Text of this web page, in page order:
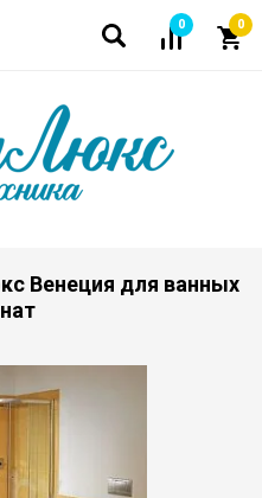
0 0
Венеция для ванных